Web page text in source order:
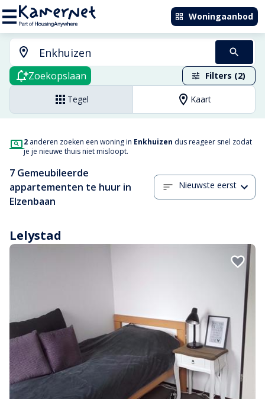
Woningaanbod
Zoekopslaan Filters (2)
Tegel Kaart
2 anderen zoeken een woning in Enkhuizen dus reageer snel zodat
je je nieuwe thuis niet misloopt.
7 Gemeubileerde
appartementen te huur in
Elzenbaan
Nieuwste eerst
Lelystad